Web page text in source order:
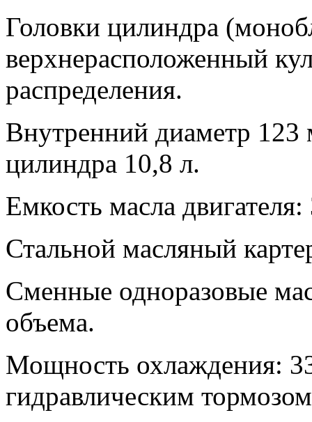
Головки цилиндра
верхнерасположенный
распределения.
Внутренний диаметр
цилиндра 10,8 л.
Емкость масла
Стальной масляный
Сменные одноразовые
объема.
Мощность охлаждения:
гидравлическим